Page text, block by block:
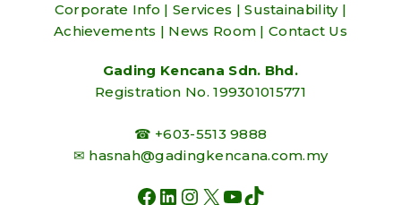
Corporate Info | Services |Sustainability|
Achievements | News Room |Contact Us
Gading Kencana Sdn. Bhd.
Registration No. 199301015771
☎ +603-5513 9888
✉ hasnah@gadingkencana.com.my